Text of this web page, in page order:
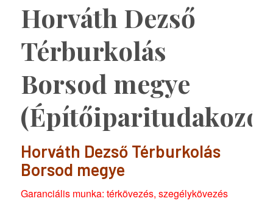
Horváth Dezső
Térburkolás
Borsod megye
(Építőiparitudakozó)
Horváth Dezső Térburkolás
Borsod megye
Garanciális munka: térkövezés, szegélykövezés